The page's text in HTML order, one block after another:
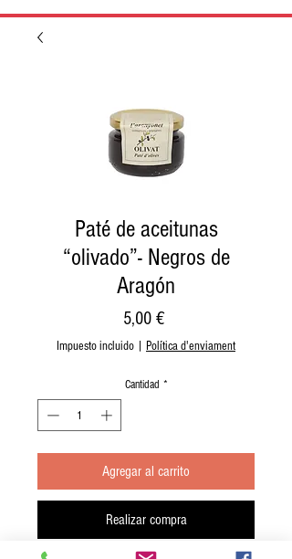
Paté de aceitunas
“olivado”- Negros de
Aragón
5,00 €Precio
Impuesto incluido Política d'enviament
Cantidad *
Agregar al carrito
Realizar compra